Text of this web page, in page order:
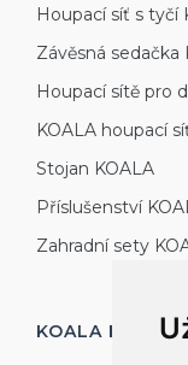
Houpací síť s tyčí
Závěsná sedačka
Houpací sítě pro
KOALA houpací
Stojan KOALA
Příslušenství
Zahradní sety
KOALA